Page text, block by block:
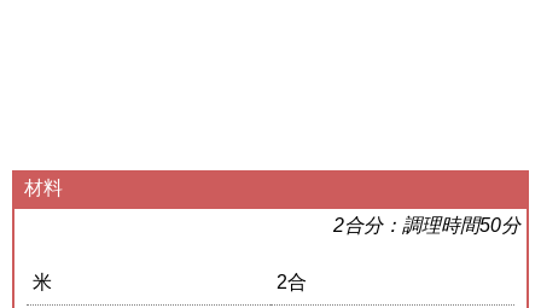
材料
2合分：調理時間50分
米 2合